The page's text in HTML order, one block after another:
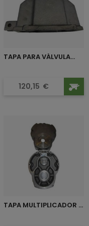
TAPA PARA VÁLVULA...
Precio
120,15 €
TAPA MULTIPLICADOR PARA...